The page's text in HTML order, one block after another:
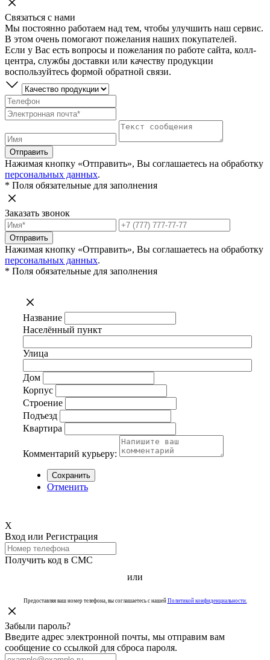
Связаться с нами
Мы постоянно работаем над тем, чтобы улучшить наш сервис.
В этом очень помогают пожелания наших покупателей.
Если у Вас есть вопросы и пожелания по работе сайта, колл-
центра, службы доставки или качеству продукции
воспользуйтесь формой обратной связи.
Отправить
Нажимая кнопку «Отправить», Вы соглашаетесь на обработку
персональных данных.
* Поля обязательные для заполнения
Заказать звонок
Отправить
Нажимая кнопку «Отправить», Вы соглашаетесь на обработку
персональных данных.
* Поля обязательные для заполнения
Название
Населённый пункт
Улица
Дом
Корпус
Строение
Подъезд
Квартира
Комментарий курьеру:
Сохранить
Отменить
Х
Вход или Регистрация
Получить код в СМС
или
Предоставляя ваш номер телефона, вы соглашаетесь с нашей Политикой конфиденциальности.
Забыли пароль?
Введите адрес электронной почты, мы отправим вам
сообщение со ссылкой для сброса пароля.